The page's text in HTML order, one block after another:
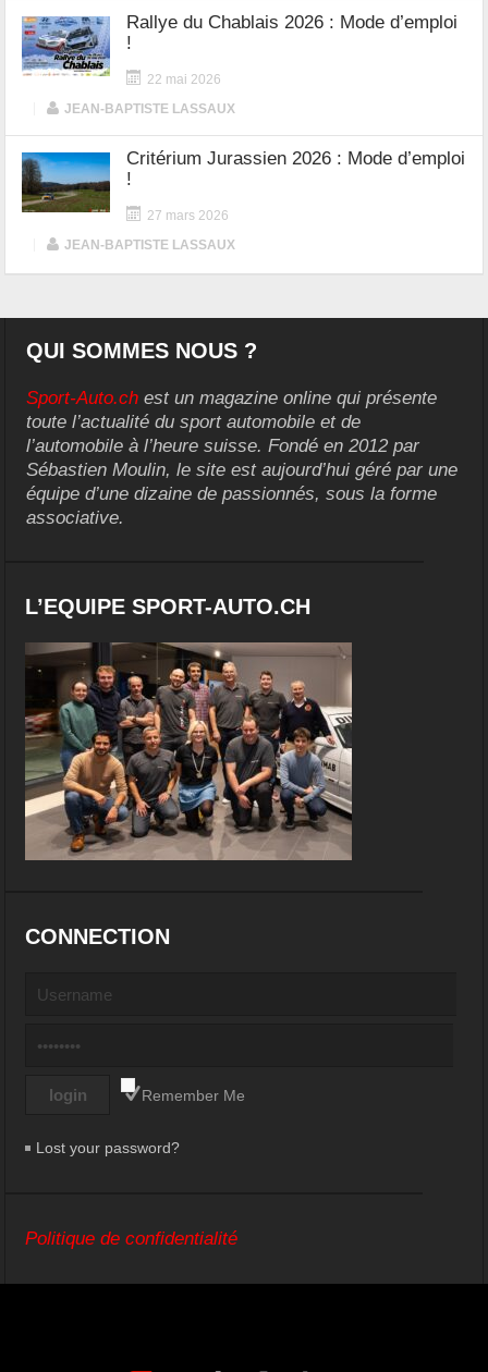
Rallye du Chablais 2026 : Mode d’emploi
!
22 mai 2026
JEAN-BAPTISTE LASSAUX
Critérium Jurassien 2026 : Mode d’emploi
!
27 mars 2026
JEAN-BAPTISTE LASSAUX
QUI SOMMES NOUS ?
Sport-Auto.ch est un magazine online qui présente
toute l’actualité du sport automobile et de
l’automobile à l’heure suisse. Fondé en 2012 par
Sébastien Moulin, le site est aujourd’hui géré par une
équipe d’une dizaine de passionnés, sous la forme
associative.
L’EQUIPE SPORT-AUTO.CH
CONNECTION
Remember Me
Lost your password?
Politique de confidentialité